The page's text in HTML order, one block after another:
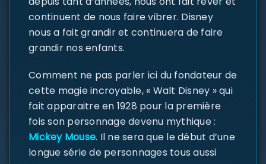
continuent de nous faire vibrer. Disney
nous a fait grandir et continuera de faire
grandir nos enfants.
Comment ne pas parler ici du fondateur de
cette magie incroyable, « Walt Disney » qui
fait apparaitre en 1928 pour la première
fois son personnage devenu mythique :
Mickey Mouse. Il ne sera que le début d’une
longue série de personnages tous aussi